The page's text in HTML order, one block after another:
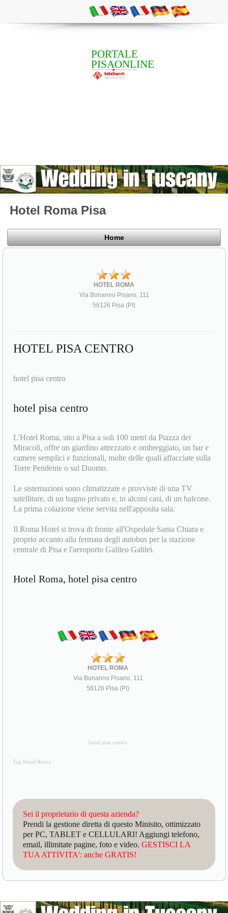
PORTALE
PISAONLINE
Hotel Roma Pisa
Home
HOTEL ROMA
Via Bonanno Pisano, 111
56126 Pisa (PI)
HOTEL PISA CENTRO
hotel pisa centro
hotel pisa centro
L'Hotel Roma, sito a Pisa a soli 100 metri da Piazza dei
Miracoli, offre un giardino attrezzato e ombreggiato, un bar e
camere semplici e funzionali, molte delle quali affacciate sulla
Torre Pendente o sul Duomo.
Le sistemazioni sono climatizzate e provviste di una TV
satellitare, di un bagno privato e, in alcuni casi, di un balcone.
La prima colazione viene servita nell'apposita sala.
Il Roma Hotel si trova di fronte all'Ospedale Santa Chiara e
proprio accanto alla fermata degli autobus per la stazione
centrale di Pisa e l'aeroporto Galileo Galilei.
Hotel Roma, hotel pisa centro
HOTEL ROMA
Via Bonanno Pisano, 111
56126 Pisa (PI)
hotel pisa centro
Tag Hotel Roma
Sei il proprietario di questa azienda?
Prendi la gestione diretta di questo Minisito, ottimizzato
per PC, TABLET e CELLULARI! Aggiungi telefono,
email, illimitate pagine, foto e video.GESTISCI LA
TUA ATTIVITA': anche GRATIS!